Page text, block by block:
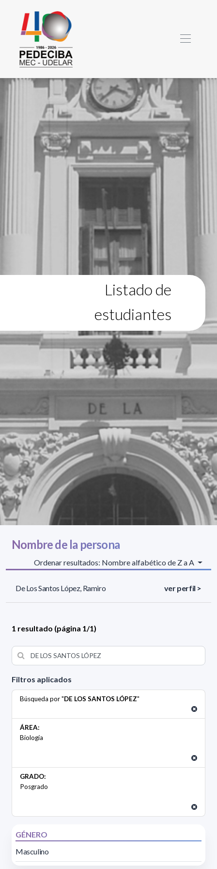
Listado de
estudiantes
Filtros aplicados
Búsqueda por "DE LOS SANTOS LÓPEZ"
ÁREA:
Biología
GRADO:
Posgrado
GÉNERO
Masculino
Nombre de la persona
Ordenar resultados: Nombre alfabético de Z a A
De Los Santos López, Ramiro ver perfil >
1 resultado (página 1/1)